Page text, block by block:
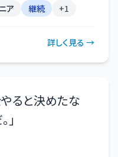
ア 継続 +1
詳しく見る →
ると決めたな
」